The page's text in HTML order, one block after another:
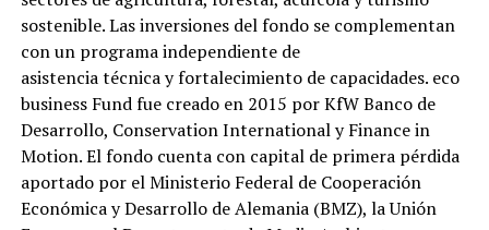
sostenible. Las inversiones del fondo se complementan
con un programa independiente de
asistencia técnica y fortalecimiento de capacidades. eco
business Fund fue creado en 2015 por KfW Banco de
Desarrollo, Conservation International y Finance in
Motion. El fondo cuenta con capital de primera pérdida
aportado por el Ministerio Federal de Cooperación
Económica y Desarrollo de Alemania (BMZ), la Unión